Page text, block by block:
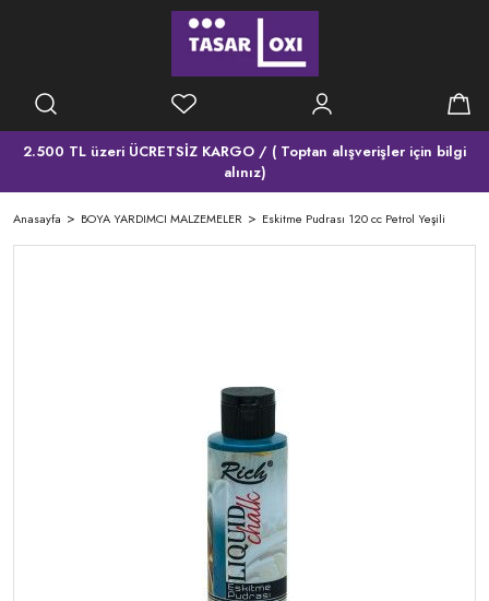
2.500 TL üzeri ÜCRETSİZ KARGO / ( Toptan alışverişler için bilgi
alınız)
Anasayfa BOYA YARDIMCI MALZEMELER Eskitme Pudrası 120 cc Petrol Yeşili